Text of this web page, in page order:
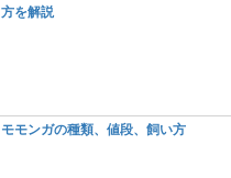
方を解説
モモンガの種類、値段、飼い方